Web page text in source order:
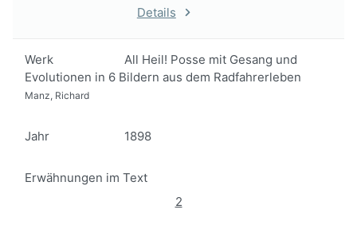
Details
Werk
All Heil! Posse mit Gesang und
Evolutionen in 6 Bildern aus dem Radfahrerleben
Manz, Richard
Jahr 1898
Erwähnungen im Text
2